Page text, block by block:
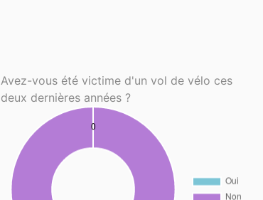
Avez-vous été victime d'un vol de vélo ces
deux dernières années ?